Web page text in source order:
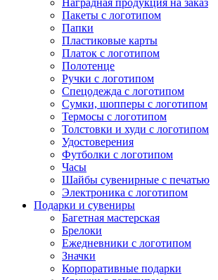
Наградная продукция на заказ
Пакеты с логотипом
Папки
Пластиковые карты
Платок с логотипом
Полотенце
Ручки с логотипом
Спецодежда с логотипом
Сумки, шопперы с логотипом
Термосы с логотипом
Толстовки и худи с логотипом
Удостоверения
Футболки с логотипом
Часы
Шайбы сувенирные с печатью
Электроника с логотипом
Подарки и сувениры
Багетная мастерская
Брелоки
Ежедневники с логотипом
Значки
Корпоративные подарки